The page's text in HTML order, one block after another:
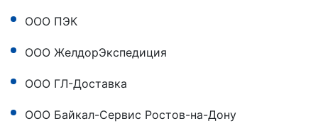
ООО ПЭК
ООО ЖелдорЭкспедиция
ООО ГЛ-Доставка
ООО Байкал-Сервис Ростов-на-Дону